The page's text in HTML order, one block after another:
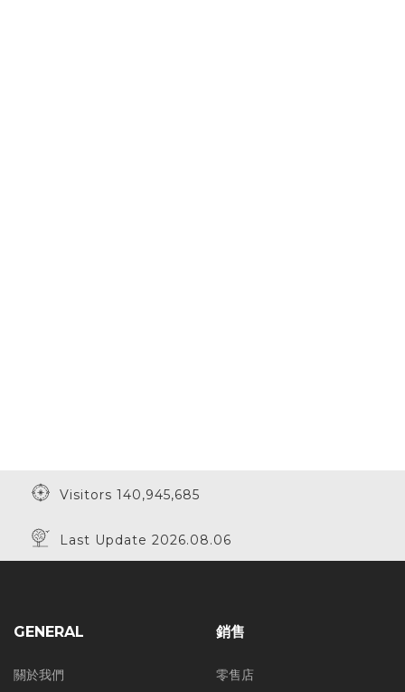
Visitors 140,945,685
Last Update 2026.08.06
GENERAL
關於我們
銷售
零售店